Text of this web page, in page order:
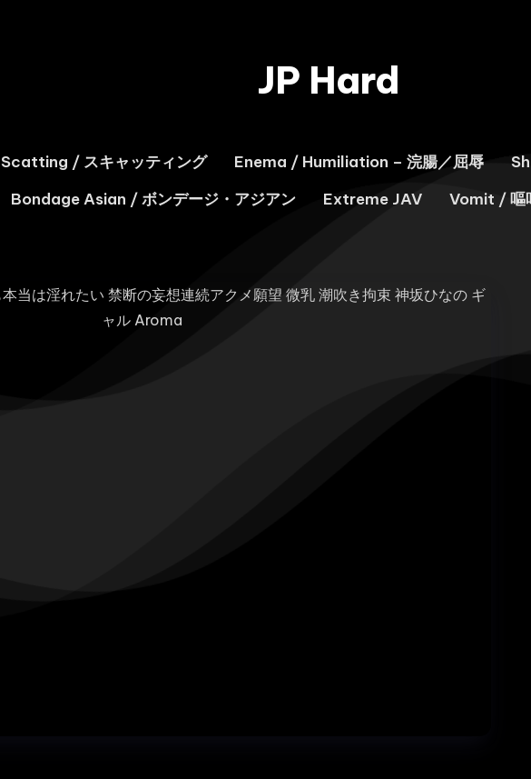
JP Hard
Scatting / スキャッティング Enema / Humiliation – 浣腸／屈辱
Bondage Asian / ボンデージ・アジアン
Extreme JAV Vomit / 嘔